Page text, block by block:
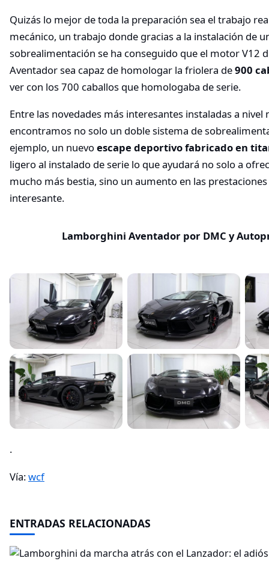
Quizás lo mejor de toda la preparación sea el trabajo
mecánico, un trabajo donde gracias a la instalación de
sobrealimentación se ha conseguido que el motor V12
Aventador sea capaz de homologar la friolera de900
ver con los 700 caballos que homologaba de serie.
Entre las novedades más interesantes instaladas a nivel
encontramos no solo un doble sistema de
ejemplo, un nuevoescape deportivo fabricado en
ligero al instalado de serie lo que ayudará no solo a
mucho más bestia, sino un aumento en las
interesante.
Lamborghini Aventador por DMC y
.
Vía:wcf
ENTRADAS RELACIONADAS